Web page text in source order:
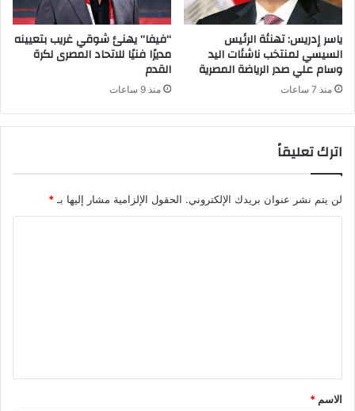
ياسر إدريس: تهنئة الرئيس
السيسي لمنتخب ناشئات اليد
وسام علي صدر الرياضة المصرية
منذ 7 ساعات
“فيفا” يهنئ شوقي غريب بتعيينه
مديرًا فنيًا للاتحاد المصرى لكرة
القدم
منذ 9 ساعات
اترك تعليقاً
لن يتم نشر عنوان بريدك الإلكتروني. الحقول الإلزامية مشار إليها بـ *
*
الاسم *